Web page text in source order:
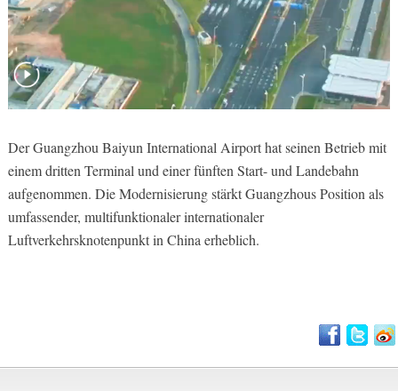
Der Guangzhou Baiyun International Airport hat seinen Betrieb mit
einem dritten Terminal und einer fünften Start- und Landebahn
aufgenommen. Die Modernisierung stärkt Guangzhous Position als
umfassender, multifunktionaler internationaler
Luftverkehrsknotenpunkt in China erheblich.